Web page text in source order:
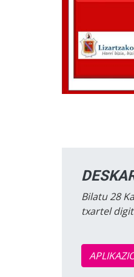
Bilatu 28
txartel